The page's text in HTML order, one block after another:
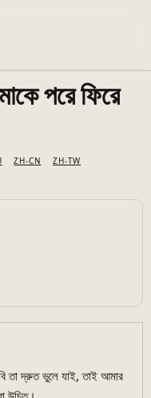
পরে ফিরে
ZH-CN ZH-TW
তা দ্রুত ভুলে যাই, তাই আমার